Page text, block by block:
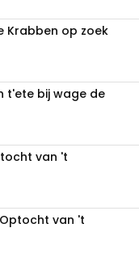
Krabben op zoek
t'ete bij wage de
van 't
van 't